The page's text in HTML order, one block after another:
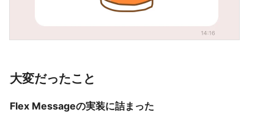
大変だったこと
Flex Messageの実装に詰まった